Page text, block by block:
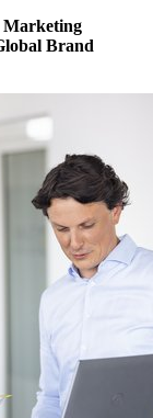
Marketing
Brand